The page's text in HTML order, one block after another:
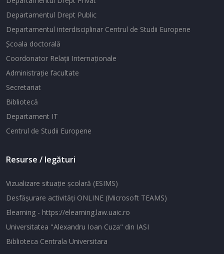
Departamentul Drept Public
Departamentul interdisciplinar Centrul de Studii Europene
Şcoala doctorală
Coordonator Relaţii Internaţionale
Administraţie facultate
Secretariat
Bibliotecă
Departament IT
Centrul de Studii Europene
Resurse / legături
Vizualizare situaţie şcolară (ESIMS)
Desfăşurare activităţi ONLINE (Microsoft TEAMS)
Elearning - https://elearning.law.uaic.ro
Universitatea "Alexandru Ioan Cuza" din IASI
Biblioteca Centrala Universitara